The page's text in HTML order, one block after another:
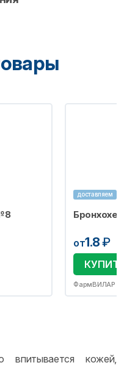
доставляем
от1.8₽
ФармВИЛАР
впитывается кожей,